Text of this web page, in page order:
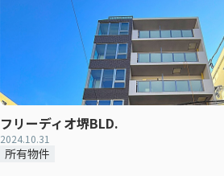
フリーディオ堺BLD.
2024.10.31
所有物件